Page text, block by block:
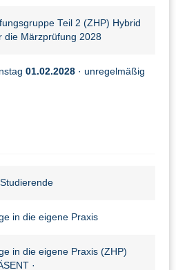
Teil 2 (ZHP) Hybrid
die Märzprüfung 2028
01.02.2028 · unregelmäßig
in die eigene Praxis
in die eigene Praxis (ZHP)
·